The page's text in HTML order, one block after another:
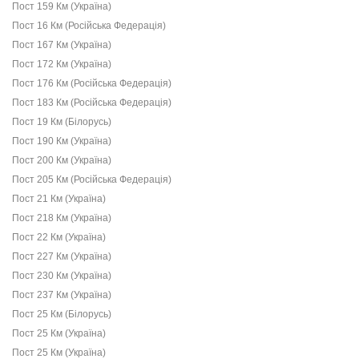
Пост 159 Км (Україна)
Пост 16 Км (Російська Федерація)
Пост 167 Км (Україна)
Пост 172 Км (Україна)
Пост 176 Км (Російська Федерація)
Пост 183 Км (Російська Федерація)
Пост 19 Км (Білорусь)
Пост 190 Км (Україна)
Пост 200 Км (Україна)
Пост 205 Км (Російська Федерація)
Пост 21 Км (Україна)
Пост 218 Км (Україна)
Пост 22 Км (Україна)
Пост 227 Км (Україна)
Пост 230 Км (Україна)
Пост 237 Км (Україна)
Пост 25 Км (Білорусь)
Пост 25 Км (Україна)
Пост 25 Км (Україна)